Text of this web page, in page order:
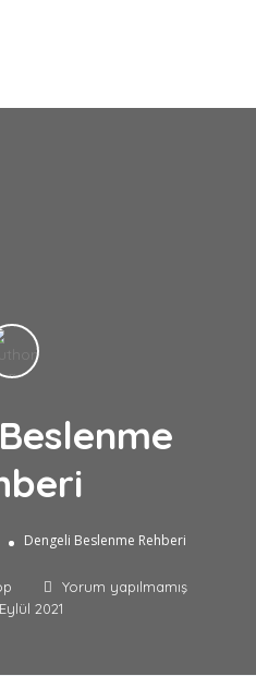
Dengeli Beslenme Rehberi
Yorum yapılmamış
2021